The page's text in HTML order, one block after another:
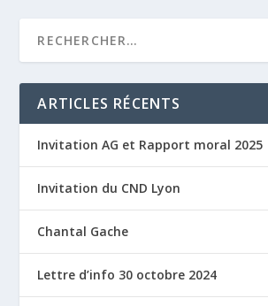
ARTICLES RÉCENTS
Invitation AG et Rapport moral 2025
Invitation du CND Lyon
Chantal Gache
Lettre d’info 30 octobre 2024